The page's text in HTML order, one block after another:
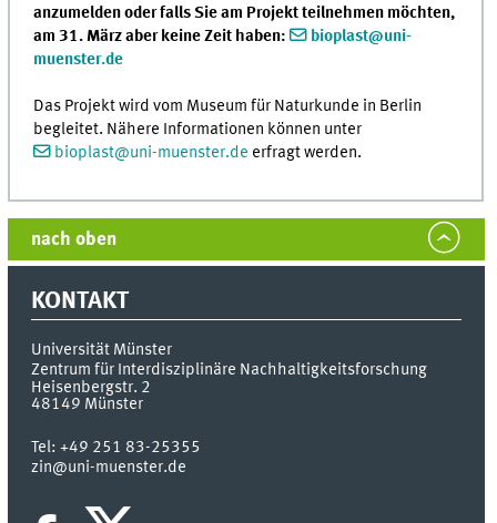
anzumelden oder falls Sie am Projekt teilnehmen möchten,
am 31. März aber keine Zeit haben:
bioplast@uni-
muenster.de
Das Projekt wird vom Museum für Naturkunde in Berlin
begleitet. Nähere Informationen können unter
bioplast@uni-muenster.de erfragt werden.
nach oben
KONTAKT
Universität Münster
Zentrum für Interdisziplinäre Nachhaltigkeitsforschung
Heisenbergstr. 2
48149 Münster
Tel:+49 251 83-25355
zin@uni-muenster.de